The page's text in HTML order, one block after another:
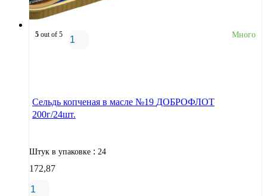
5 out of 5 Много
Сельдь копченая в масле №19 ДОБРОФЛОТ
200г/24шт.
Штук в упаковке : 24
172,87